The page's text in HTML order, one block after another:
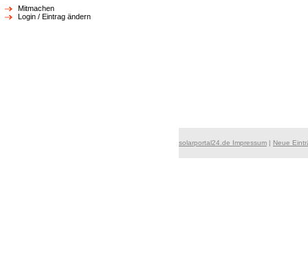
Mitmachen
Login / Eintrag ändern
solarportal24.de Impressum | Neue